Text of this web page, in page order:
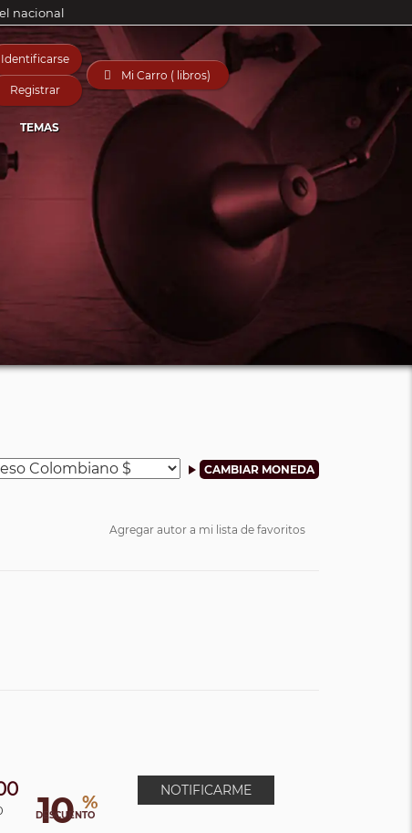
nacional
Identificarse
Registrar
 Mi Carro ( libros)
TEMAS
Agregar autor a mi lista de favoritos
10 %
DESCUENTO
NOTIFICARME